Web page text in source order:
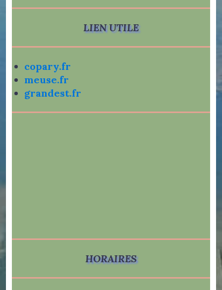
LIEN UTILE
copary.fr
meuse.fr
grandest.fr
HORAIRES